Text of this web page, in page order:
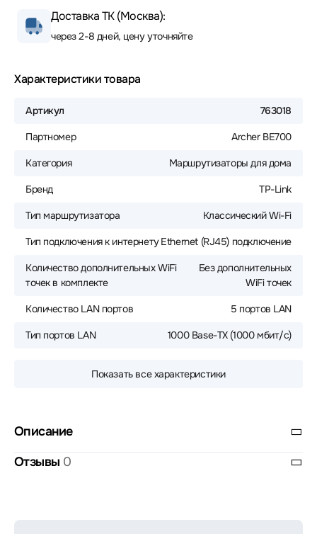
Доставка ТК (Москва):
через 2-8 дней, цену уточняйте
Характеристики товара
Артикул 763018
Партномер Archer BE700
Категория Маршрутизаторы для дома
Бренд TP-Link
Тип маршрутизатора Классический Wi-Fi
Тип подключения к интернетуEthernet (RJ45) подключение
Количество дополнительных WiFi
точек в комплекте
Без дополнительных
WiFi точек
Количество LAN портов 5 портов LAN
Тип портов LAN 1000 Base-TX (1000 мбит/с)
Показать все характеристики
Описание
Отзывы 0